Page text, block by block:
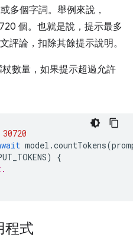
多個字詞。舉例來說，
個。也就是說，提示最多
評論，扣除其餘提示說明。
數量，如果提示超過允許
30720
model .countTokens(
)
{
程式